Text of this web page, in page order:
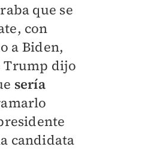
que se
con
a Biden,
Trump dijo
sería
candidata